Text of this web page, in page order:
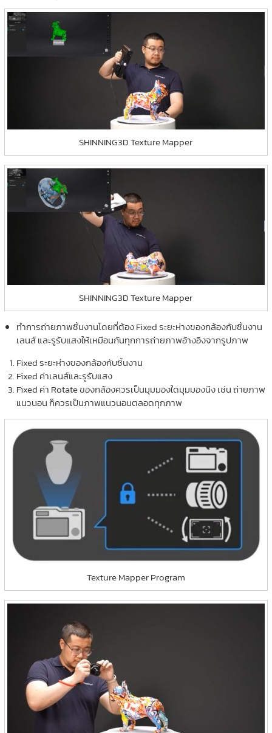
SHINNING3D Texture Mapper
SHINNING3D Texture Mapper
ทำการถ่ายภาพชิ้นงานโดยที่ต้อง Fixed ระยะห่างของกล้องกับชิ้นงาน
เลนส์ และรูรับแสงให้เหมือนกันทุกการถ่ายภาพอ้างอิงจากรูปภาพ
Fixed ระยะห่างของกล้องกับชิ้นงาน
Fixed ค่าเลนส์และรูรับแสง
Fixed ค่า Rotate ของกล้องควรเป็นมุมมองใดมุมมองนึง เช่น ถ่ายภาพ
แนวนอน ก็ควรเป็นภาพแนวนอนตลอดทุกภาพ
Texture Mapper Program